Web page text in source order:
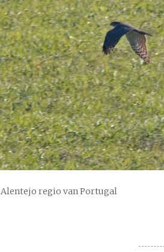
regio van Portugal